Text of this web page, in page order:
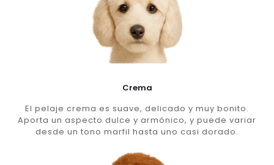
Crema
El pelaje crema es suave, delicado y muy bonito.
Aporta un aspecto dulce y armónico, y puede variar
desde un tono marfil hasta uno casi dorado.